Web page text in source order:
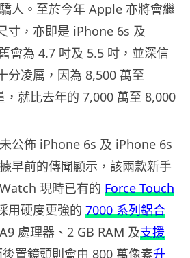
人。至於今年 Apple 亦將會繼
寸，亦即是 iPhone 6s 及
會為 4.7 吋及 5.5 吋，並深信
分凌厲，因為 8,500 萬至
，就比去年的 7,000 萬至 8,000
公佈 iPhone 6s 及 iPhone 6s
早前的傳聞顯示，該兩款新手
現時已有的 Force Touch
用硬度更強的 7000 系列鋁合
處理器、2 GB RAM 及支援
後置鏡頭則會由 800 萬像素升